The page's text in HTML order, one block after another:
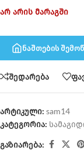
არ არის მარაგში
ნაშთების
შედარება
არტიკული: sam14
კატეგორია:
გაზიარება: